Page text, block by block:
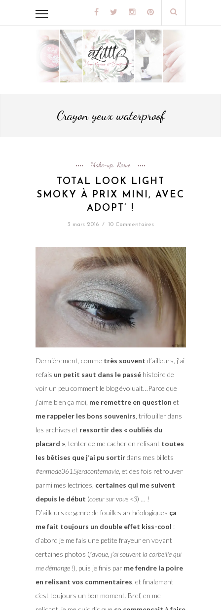
Crayon yeux waterproof
Make-up, Revue
TOTAL LOOK LIGHT
SMOKY À PRIX MINI, AVEC
ADOPT’ !
3 mars 2016 / 10 Commentaires
Dernièrement, comme très souvent d’ailleurs, j’ai
refais un petit saut dans le passéhistoire de
voir un peu comment le blog évoluait…Parce que
j’aime bien ça moi, me remettre en question et
me rappeler les bons souvenirs , trifouiller dans
les archives et ressortir des « oubliés du
placard », tenter de me cacher en relisant toutes
les bêtises que j’ai pu sortirdans mes billets
#enmode3615jeracontemavie, et des fois retrouver
parmi mes lectrices, certaines qui me suivent
depuis le début (coeur sur vous <3) … !
D’ailleurs ce genre de fouilles archéologiques ça
me fait toujours un double effet kiss-cool :
d’abord je me fais une petite frayeur en voyant
certaines photos (j’avoue, j’ai souvent la corbeille qui
me démange !), puis je finis par me fendre la poire
en relisant vos commentaires , et finalement
c’est toujours un bon moment. Bref, en me